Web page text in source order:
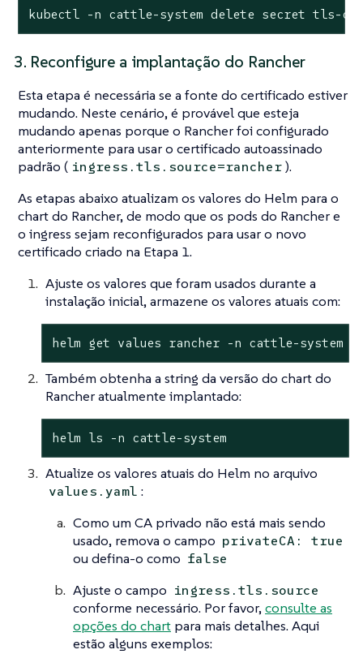
kubectl -n cattle-system delete secret tls-ca
3. Reconfigure a implantação do Rancher
Esta etapa é necessária se a fonte do certificado estiver
mudando. Neste cenário, é provável que esteja
mudando apenas porque o Rancher foi configurado
anteriormente para usar o certificado autoassinado
padrão ( ingress.tls.source=rancher).
As etapas abaixo atualizam os valores do Helm para o
chart do Rancher, de modo que os pods do Rancher e
o ingress sejam reconfigurados para usar o novo
certificado criado na Etapa 1.
Ajuste os valores que foram usados durante a
instalação inicial, armazene os valores atuais com:
helm get values rancher -n cattle-system -
Também obtenha a string da versão do chart do
Rancher atualmente implantado:
helm ls -n cattle-system
Atualize os valores atuais do Helm no arquivo
values.yaml :
Como um CA privado não está mais sendo
usado, remova o campo privateCA: true
ou defina-o como false
Ajuste o campo ingress.tls.source
conforme necessário. Por favor,consulte as
opções do chart para mais detalhes. Aqui
estão alguns exemplos: